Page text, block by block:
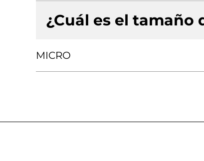
¿Cuál es el tamaño
MICRO